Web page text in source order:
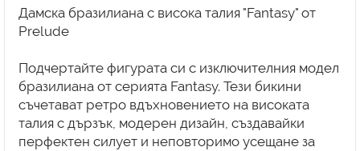
Дамска бразилианa с висока талия "Fantasy" от
Prelude
Подчертайте фигурата си с изключителния модел
бразилиана от серията Fantasy. Тези бикини
съчетават ретро вдъхновението на високата
талия с дързък, модерен дизайн, създавайки
перфектен силует и неповторимо усещане за